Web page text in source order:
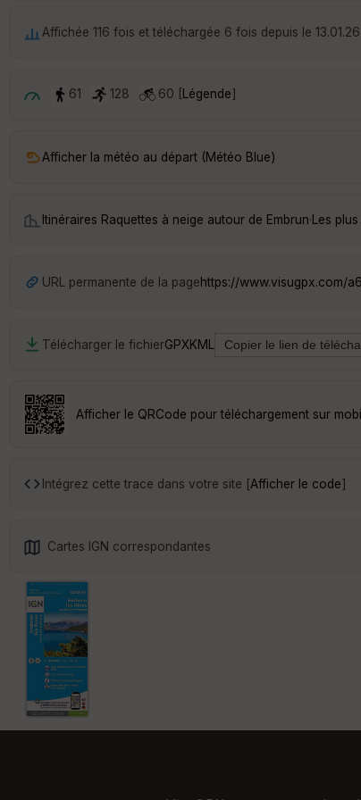
Affichée 116 fois et téléchargée 6 fois depuis le 13.01.26
61 128 60 [ Légende]
Afficher la météo au départ (Météo Blue)
Itinéraires Raquettes à neige autour de Embrun· Les
URL permanente de la pagehttps://www.visugpx.com/
Télécharger le fichierGPXKML
Afficher le QRCode pour téléchargement sur
Intégrez cette trace dans votre site [Afficher le code]
Cartes IGN correspondantes